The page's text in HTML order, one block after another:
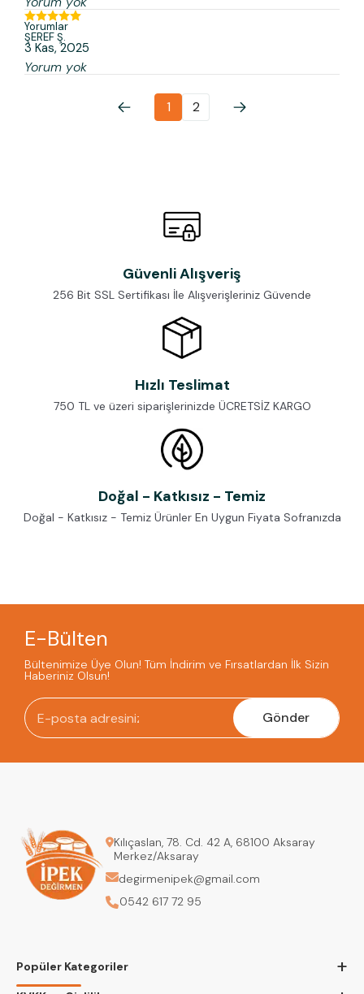
Yorumlar
ŞEREFŞ.
3 Kas, 2025
Yorum yok
1 2
Güvenli Alışveriş
256 Bit SSL Sertifikası İle Alışverişleriniz Güvende
Hızlı Teslimat
750 TL ve üzeri siparişlerinizde ÜCRETSİZ KARGO
Doğal - Katkısız - Temiz
Doğal - Katkısız - Temiz Ürünler En Uygun Fiyata Sofranızda
E-Bülten
Bültenimize Üye Olun! Tüm İndirim ve Fırsatlardan İlk Sizin
Haberiniz Olsun!
Gönder
Kılıçaslan, 78. Cd. 42 A, 68100 Aksaray
Merkez/Aksaray
degirmenipek@gmail.com
0542 617 72 95
Popüler Kategoriler +